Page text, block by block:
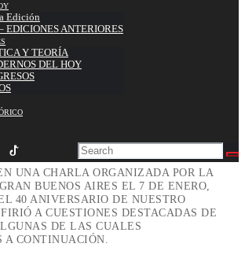
Edición
EDICIONES ANTERIORES
Y TEORÍA
DEL HOY
UNA CHARLA ORGANIZADA POR LA
BUENOS AIRES EL 7 DE ENERO,
40 ANIVERSARIO DE NUESTRO
A CUESTIONES DESTACADAS DE
DE LAS CUALES
A CONTINUACIÓN.